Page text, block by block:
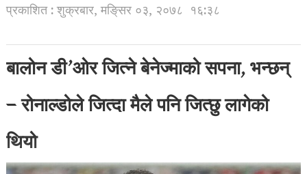
प्रकाशित : शुक्रबार, मङि्सर ०३, २०७८ १६:३८
बालोन डी’ओर जित्ने बेनेज्माको सपना, भन्छन्
– रोनाल्डोले जित्दा मैले पनि जित्छु लागेको
थियो